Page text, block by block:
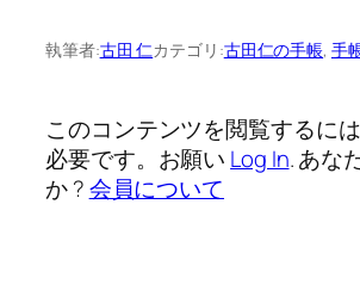
執筆者:古田 仁カテゴリ:古田仁の手帳, 手
このコンテンツを閲覧するに
必要です。お願い Log In. あな
か ?会員について